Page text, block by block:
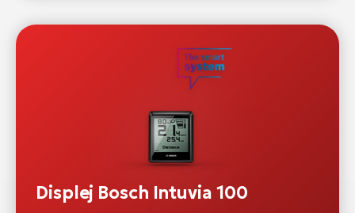
Displej Bosch Intuvia 100